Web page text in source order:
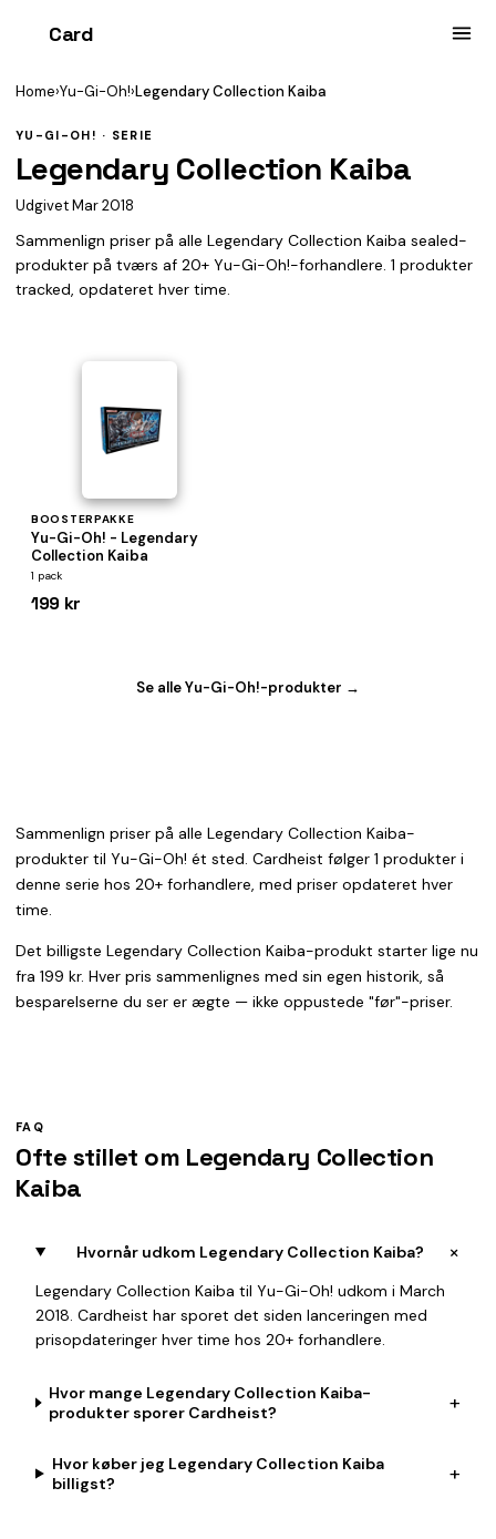
Card
Home›Yu-Gi-Oh!›Legendary Collection Kaiba
YU-GI-OH! · SERIE
Legendary Collection Kaiba
Udgivet Mar 2018
Sammenlign priser på alle Legendary Collection Kaiba sealed-
produkter på tværs af 20+ Yu-Gi-Oh!-forhandlere. 1 produkter
tracked, opdateret hver time.
BOOSTERPAKKE
Yu-Gi-Oh! - Legendary
Collection Kaiba
1 pack
199 kr
Se alle Yu-Gi-Oh!-produkter →
Sammenlign priser på alle Legendary Collection Kaiba-
produkter til Yu-Gi-Oh! ét sted. Cardheist følger 1 produkter i
denne serie hos 20+ forhandlere, med priser opdateret hver
time.
Det billigste Legendary Collection Kaiba-produkt starter lige nu
fra 199 kr. Hver pris sammenlignes med sin egen historik, så
besparelserne du ser er ægte — ikke oppustede "før"-priser.
FAQ
Ofte stillet om Legendary Collection
Kaiba
Hvornår udkom Legendary Collection Kaiba? +
Legendary Collection Kaiba til Yu-Gi-Oh! udkom i March
2018. Cardheist har sporet det siden lanceringen med
prisopdateringer hver time hos 20+ forhandlere.
Hvor mange Legendary Collection Kaiba-
produkter sporer Cardheist?
+
Hvor køber jeg Legendary Collection Kaiba
billigst?
+